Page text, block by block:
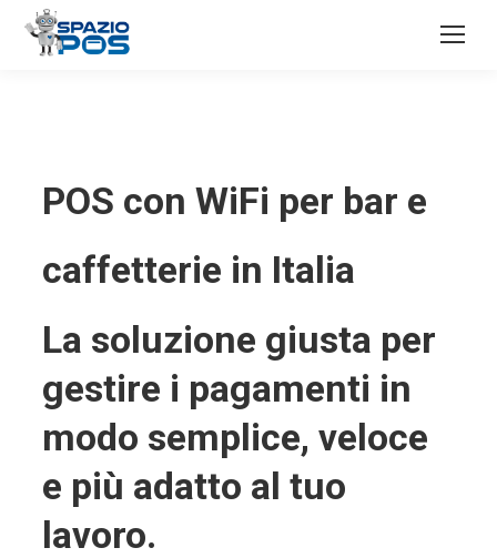
POS con WiFi per bar e
caffetterie in Italia
La soluzione giusta per
gestire i pagamenti in
modo semplice, veloce
e più adatto al tuo
lavoro.